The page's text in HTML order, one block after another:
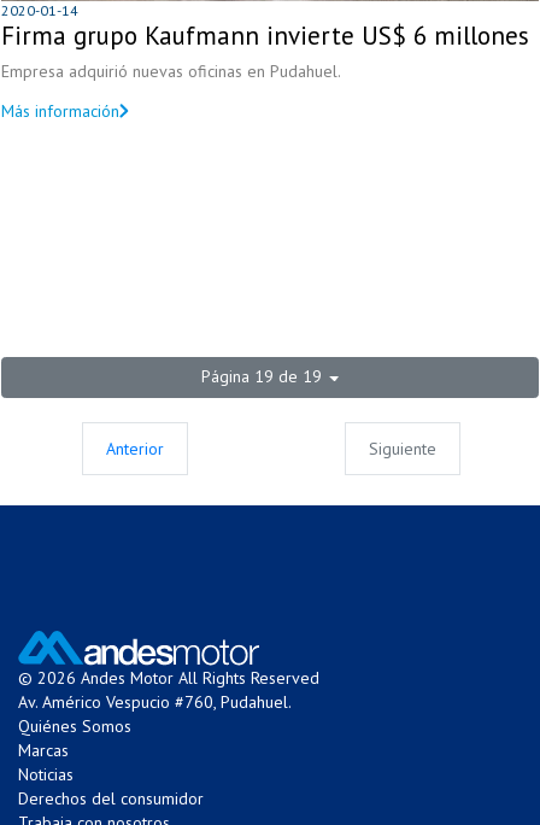
2020-01-14
Firma grupo Kaufmann invierte US$ 6 millones
Empresa adquirió nuevas oficinas en Pudahuel.
Más información
Página 19 de 19
Anterior Siguiente
© 2026 Andes Motor All Rights Reserved
Av. Américo Vespucio #760, Pudahuel.
Quiénes Somos
Marcas
Noticias
Derechos del consumidor